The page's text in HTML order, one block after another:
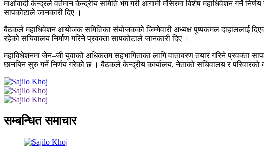
माओवादी केन्द्रले वर्तमान केन्द्रीय समिति भंग गरी आगामी मंसिरमा विशेष महाधिवेशन गर्ने
सापकोटाले जानकारी दिए ।
बैठकले महाधिवेशन आयोजक समितिका संयोजकको जिम्मेवारी अध्यक्ष पुष्पकमल दाहाललाई
रहेको सचिवालय निर्माण गरिने प्रवक्ता सापकोटाले जानकारी दिए ।
महाविधेशनमा जेन–जी युवाको अधिकतम सहभागिताका लागि वातावरण तयार गरिने प्रवक्ता
छानबिन सुरु गर्ने निर्णय गरेको छ । बैठकले केन्द्रीय कार्यालय, नेताको सचिवालय र
सम्बन्धित समाचार